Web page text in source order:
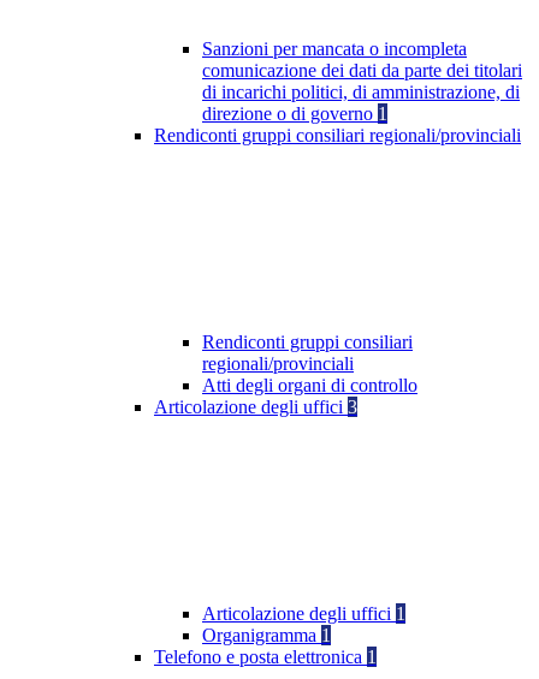
Sanzioni per mancata o incompleta
comunicazione dei dati da parte dei titolari
di incarichi politici, di amministrazione, di
direzione o di governo 1
Rendiconti gruppi consiliari regionali/provinciali
Rendiconti gruppi consiliari
regionali/provinciali
Atti degli organi di controllo
Articolazione degli uffici 3
Articolazione degli uffici 1
Organigramma 1
Telefono e posta elettronica 1